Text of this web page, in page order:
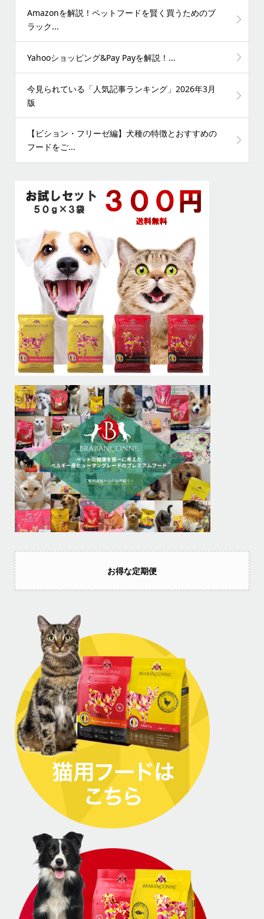
Amazonを解説！ペットフードを賢く買うためのブ
ラック...
Yahooショッピング&Pay Payを解説！...
今見られている「人気記事ランキング」2026年3月
版
【ビション・フリーゼ編】犬種の特徴とおすすめの
フードをご...
お得な定期便